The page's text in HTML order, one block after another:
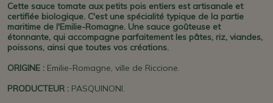
Cette sauce tomate aux petits pois entiers est artisanale et
certifiée biologique. C'est une spécialité typique de la partie
maritime de l'Emilie-Romagne. Une sauce goûteuse et
étonnante, qui accompagne parfaitement les pâtes, riz, viandes,
poissons, ainsi que toutes vos créations.
ORIGINE : Emilie-Romagne, ville de Riccione.
PRODUCTEUR : PASQUINONI.